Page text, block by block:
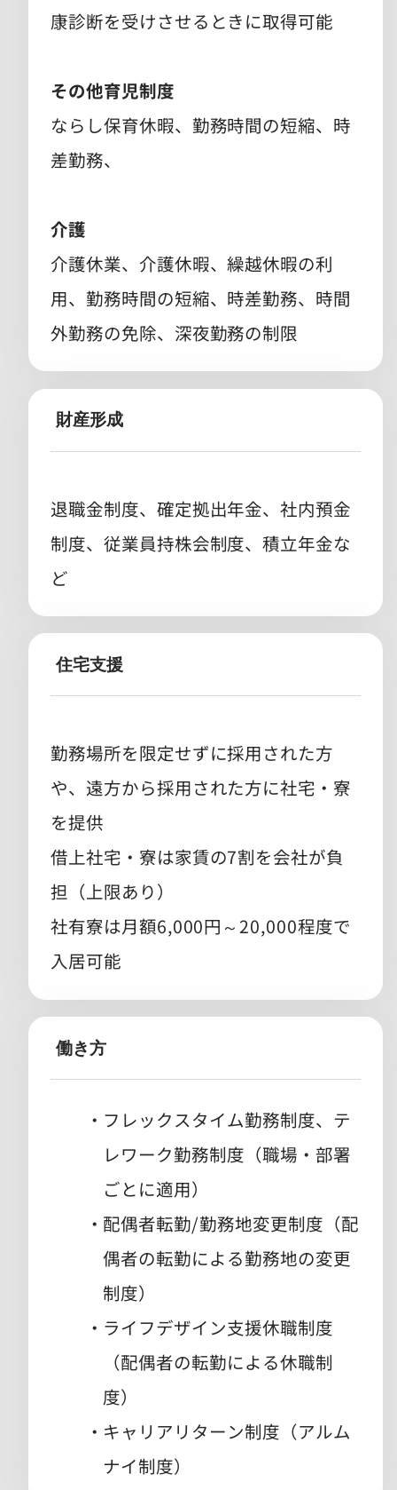
康診断を受けさせるときに取得可能
その他育児制度
ならし保育休暇、勤務時間の短縮、時
差勤務、
介護
介護休業、介護休暇、繰越休暇の利
用、勤務時間の短縮、時差勤務、時間
外勤務の免除、深夜勤務の制限
財産形成
退職金制度、確定拠出年金、社内預金
制度、従業員持株会制度、積立年金な
ど
住宅支援
勤務場所を限定せずに採用された方
や、遠方から採用された方に社宅・寮
を提供
借上社宅・寮は家賃の7割を会社が負
担（上限あり）
社有寮は月額6,000円～20,000程度で
入居可能
働き方
フレックスタイム勤務制度、テ
レワーク勤務制度（職場・部署
ごとに適用）
配偶者転勤/勤務地変更制度（配
偶者の転勤による勤務地の変更
制度）
ライフデザイン支援休職制度
（配偶者の転勤による休職制
度）
キャリアリターン制度（アルム
ナイ制度）